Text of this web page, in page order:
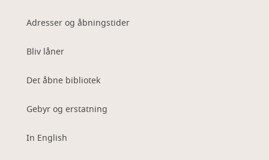
Adresser og åbningstider
Bliv låner
Det åbne bibliotek
Gebyr og erstatning
In English